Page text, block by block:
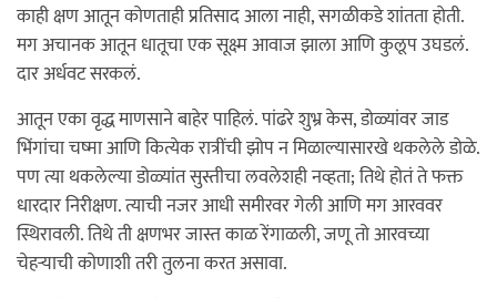
काही क्षण आतून कोणताही प्रतिसाद आला नाही, सगळीकडे शांतता होती.
मग अचानक आतून धातूचा एक सूक्ष्म आवाज झाला आणि कुलूप उघडलं.
दार अर्धवट सरकलं.
आतून एका वृद्ध माणसाने बाहेर पाहिलं. पांढरे शुभ्र केस, डोळ्यांवर जाड
भिंगांचा चष्मा आणि कित्येक रात्रींची झोप न मिळाल्यासारखे थकलेले डोळे.
पण त्या थकलेल्या डोळ्यांत सुस्तीचा लवलेशही नव्हता; तिथे होतं ते फक्त
धारदार निरीक्षण. त्याची नजर आधी समीरवर गेली आणि मग आरववर
स्थिरावली. तिथे ती क्षणभर जास्त काळ रेंगाळली, जणू तो आरवच्या
चेहऱ्याची कोणाशी तरी तुलना करत असावा.